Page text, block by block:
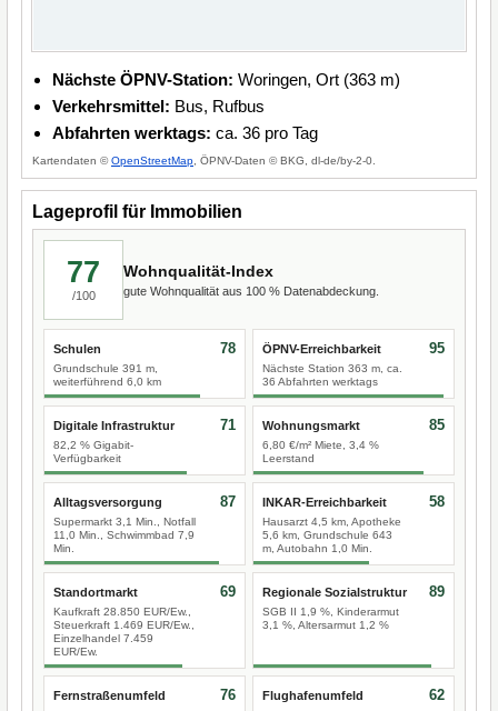
Nächste ÖPNV-Station: Woringen, Ort (363 m)
Verkehrsmittel: Bus, Rufbus
Abfahrten werktags: ca. 36 pro Tag
Kartendaten ©OpenStreetMap , ÖPNV-Daten © BKG, dl-de/by-2-0.
Lageprofil für Immobilien
77
/100
Wohnqualität-Index
gute Wohnqualität aus 100 % Datenabdeckung.
Schulen
Grundschule 391 m,
weiterführend 6,0 km
78 ÖPNV-Erreichbarkeit
Nächste Station 363 m, ca.
36 Abfahrten werktags
95
Digitale Infrastruktur
82,2 % Gigabit-
Verfügbarkeit
71 Wohnungsmarkt
6,80 €/m² Miete, 3,4 %
Leerstand
85
Alltagsversorgung
Supermarkt 3,1 Min., Notfall
11,0 Min., Schwimmbad 7,9
Min.
87 INKAR-Erreichbarkeit
Hausarzt 4,5 km, Apotheke
5,6 km, Grundschule 643
m, Autobahn 1,0 Min.
58
Standortmarkt
Kaufkraft 28.850 EUR/Ew.,
Steuerkraft 1.469 EUR/Ew.,
Einzelhandel 7.459
EUR/Ew.
69 Regionale Sozialstruktur
SGB II 1,9 %, Kinderarmut
3,1 %, Altersarmut 1,2 %
89
Fernstraßenumfeld 76 Flughafenumfeld 62